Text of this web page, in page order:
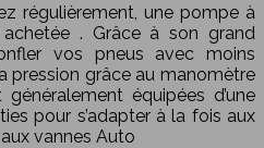
régulièrement, une pompe à
. Grâce à son grand
vos pneus avec moins
pression grâce au manomètre
équipées d’une
pour s’adapter à la fois aux
vannes Auto